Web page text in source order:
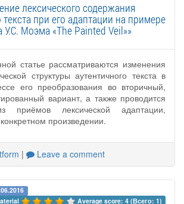
лексического содержания
при его адаптации на примере
У.С. Моэма «The Painted Veil»»
статье рассматриваются изменения
структуры аутентичного текста в
его преобразования во вторичный,
вариант, а также проводится
приёмов лексической адаптации,
произведении.
| Leave a comment
Average score: 4 (Всего: 1)